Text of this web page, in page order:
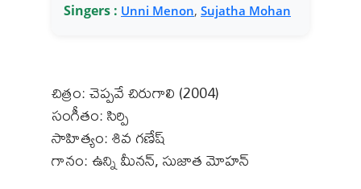
Singers : Unni Menon, Sujatha Mohan
చిత్రం: చెప్పవే చిరుగాలి (2004)
సంగీతం: సిర్పి
సాహిత్యం: శివ గణేష్
గానం: ఉన్ని మీనన్, సుజాత మోహన్